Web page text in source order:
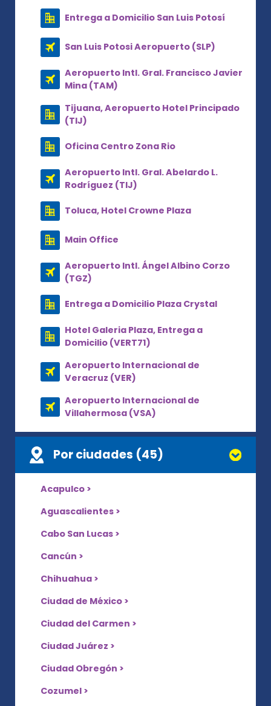
Entrega a Domicilio San Luis Potosí
San Luis Potosi Aeropuerto (SLP)
Aeropuerto Intl. Gral. Francisco Javier
Mina (TAM)
Tijuana, Aeropuerto Hotel Principado
(TIJ)
Oficina Centro Zona Rio
Aeropuerto Intl. Gral. Abelardo L.
Rodríguez (TIJ)
Toluca, Hotel Crowne Plaza
Main Office
Aeropuerto Intl. Ángel Albino Corzo
(TGZ)
Entrega a Domicilio Plaza Crystal
Hotel Galeria Plaza, Entrega a
Domicilio (VERT71)
Aeropuerto Internacional de
Veracruz (VER)
Aeropuerto Internacional de
Villahermosa (VSA)
Por ciudades (45)
Acapulco >
Aguascalientes >
Cabo San Lucas >
Cancún >
Chihuahua >
Ciudad de México >
Ciudad del Carmen >
Ciudad Juárez >
Ciudad Obregón >
Cozumel >